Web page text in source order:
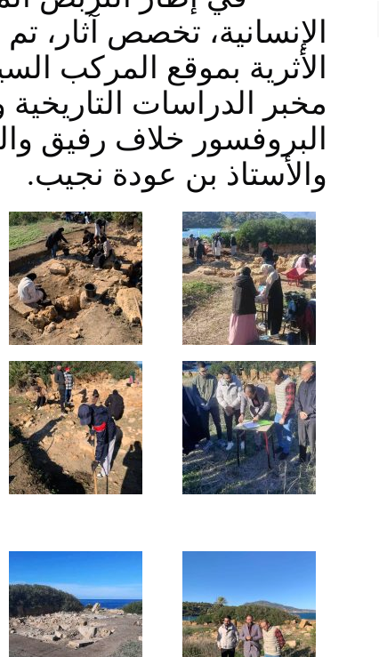
الإنسانية، تخصص آثار،
الأثرية بموقع المركب
مخبر الدراسات التاريخية
البروفسور خلاف رفيق
والأستاذ بن عودة نجيب.